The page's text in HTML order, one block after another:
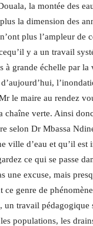
la montée des
la dimension des
plus l’ampleur de
y a un travail
à grande échelle par
le maire au rendez
chaîne verte. Ainsi
selon Dr Mbassa
ville d’eau et qu’il est
ce qui se passe
une excuse, mais
ce genre de
un travail pédagogique
populations, les